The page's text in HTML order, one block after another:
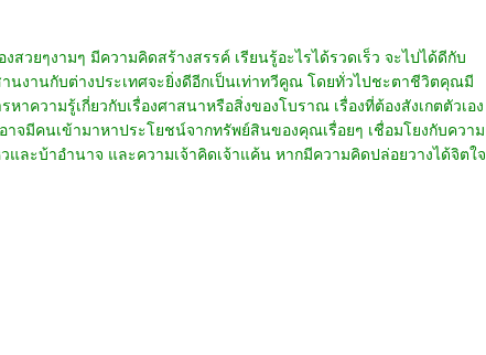
ยๆงามๆ มีความคิดสร้างสรรค์ เรียนรู้อะไรได้รวดเร็ว จะไปได้ดีกับ
นงานกับต่างประเทศจะยิ่งดีอีกเป็นเท่าทวีคูณ โดยทั่วไปชะตาชีวิตคุณมี
ความรู้เกี่ยวกับเรื่องศาสนาหรือสิ่งของโบราณ เรื่องที่ต้องสังเกตตัวเอง
จมีคนเข้ามาหาประโยชน์จากทรัพย์สินของคุณเรื่อยๆ เชื่อมโยงกับความ
และบ้าอำนาจ และความเจ้าคิดเจ้าแค้น หากมีความคิดปล่อยวางได้จิตใจ